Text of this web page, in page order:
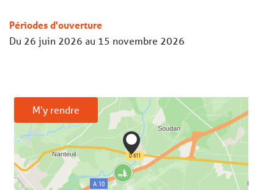
Périodes d'ouverture
Du 26 juin 2026 au 15 novembre 2026
M'y rendre